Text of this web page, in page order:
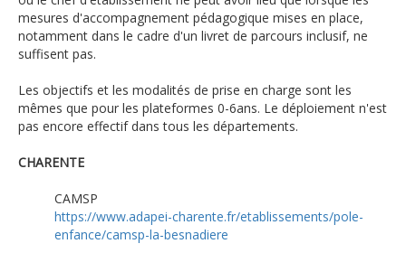
mesures d'accompagnement pédagogique mises en place,
notamment dans le cadre d'un livret de parcours inclusif, ne
suffisent pas.
Les objectifs et les modalités de prise en charge sont les
mêmes que pour les plateformes 0-6ans. Le déploiement n'est
pas encore effectif dans tous les départements.
CHARENTE
CAMSP
https://www.adapei-charente.fr/etablissements/pole-
enfance/camsp-la-besnadiere